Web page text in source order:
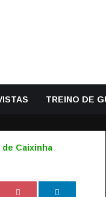
TREINO DE
Caixinha